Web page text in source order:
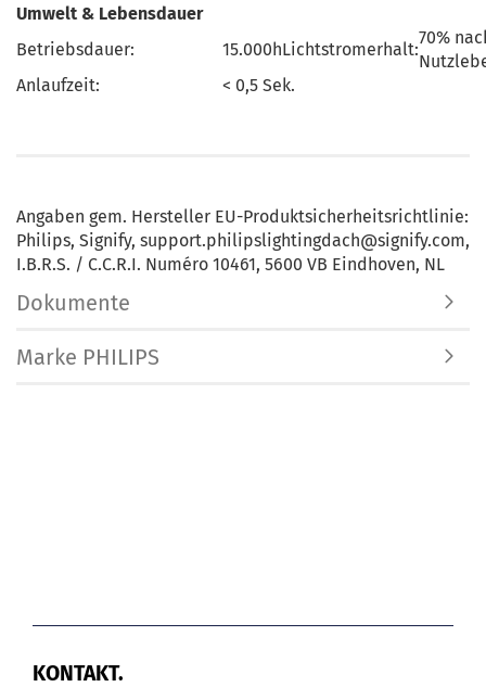
Umwelt & Lebensdauer
Betriebsdauer:
15.000hLichtstromerhalt:
70%
Anlaufzeit:
< 0,5 Sek.
Angaben gem. Hersteller EU-Produktsicherheitsrichtlinie:
Philips, Signify, support.philipslightingdach@signify.com,
I.B.R.S. / C.C.R.I. Numéro 10461, 5600 VB Eindhoven, NL
Dokumente
Marke PHILIPS
KONTAKT.